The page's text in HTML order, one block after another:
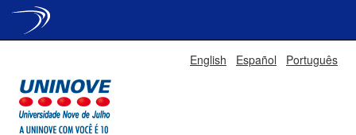
English Español Português